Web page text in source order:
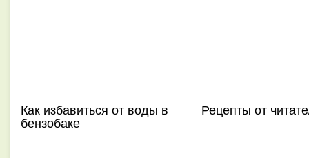
Как избавиться от воды в
бензобаке
Рецепты от